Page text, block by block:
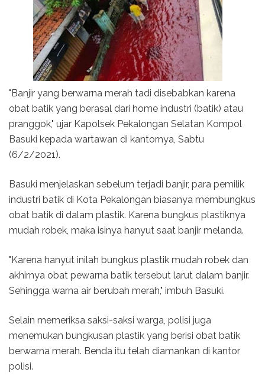
"Banjir yang berwarna merah tadi disebabkan karena
obat batik yang berasal dari home industri (batik) atau
pranggok," ujar Kapolsek Pekalongan Selatan Kompol
Basuki kepada wartawan di kantornya, Sabtu
(6/2/2021).
Basuki menjelaskan sebelum terjadi banjir, para pemilik
industri batik di Kota Pekalongan biasanya membungkus
obat batik di dalam plastik. Karena bungkus plastiknya
mudah robek, maka isinya hanyut saat banjir melanda.
"Karena hanyut inilah bungkus plastik mudah robek dan
akhirnya obat pewarna batik tersebut larut dalam banjir.
Sehingga warna air berubah merah," imbuh Basuki.
Selain memeriksa saksi-saksi warga, polisi juga
menemukan bungkusan plastik yang berisi obat batik
berwarna merah. Benda itu telah diamankan di kantor
polisi.